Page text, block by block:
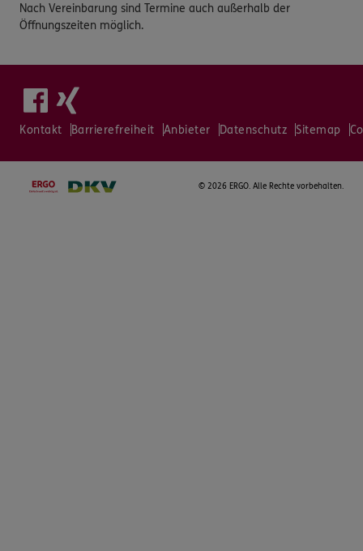
Nach Vereinbarung sind Termine auch außerhalb der
Öffnungszeiten möglich.
Kontakt Barrierefreiheit Anbieter Datenschutz Sitemap
© 2026 ERGO. Alle Rechte vorbehalten.